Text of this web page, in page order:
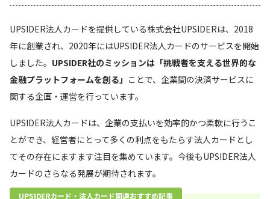
UPSIDER法人カードを提供している株式会社UPSIDERは、2018
年に創業され、2020年にはUPSIDER法人カードのサービスを開始
しました。 UPSIDER社のミッションは「挑戦者を支える世界的な
金融プラットフォームを創る」 ことで、企業間の決済サービスに
関する企画・運営を行っています。
UPSIDER法人カードは、企業の支払いを効率的かつ柔軟に行うこ
とができ、経営者にとって多くの利点をもたらす法人カードとし
てその存在にますます注目を集めています。今後もUPSIDER法人
カードのさらなる発展が期待されます。
UPSIDERカード・法人カード関連おすすめ記事